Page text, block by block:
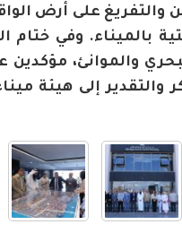
والتفريغ على أرض
بالميناء. وفي ختام
والموانئ، مؤكدين
والتقدير إلى هيئة